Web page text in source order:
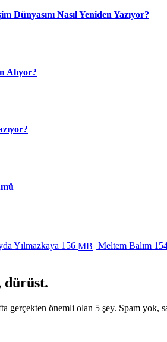
Dünyasını Nasıl Yeniden Yazıyor?
Alıyor?
Yılmazkaya 156 MB Meltem Balım
dürüst.
gerçekten önemli olan 5 şey. Spam yok,